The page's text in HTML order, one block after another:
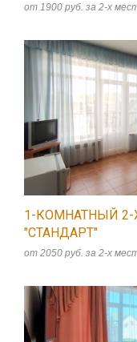
от 1900 руб. за 2-х
1-КОМНАТНЫЙ
"СТАНДАРТ"
от 2050 руб. за 2-х